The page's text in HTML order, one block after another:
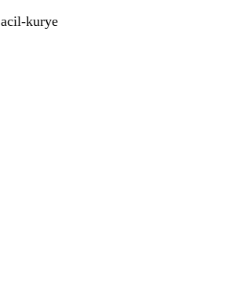
acil-kurye